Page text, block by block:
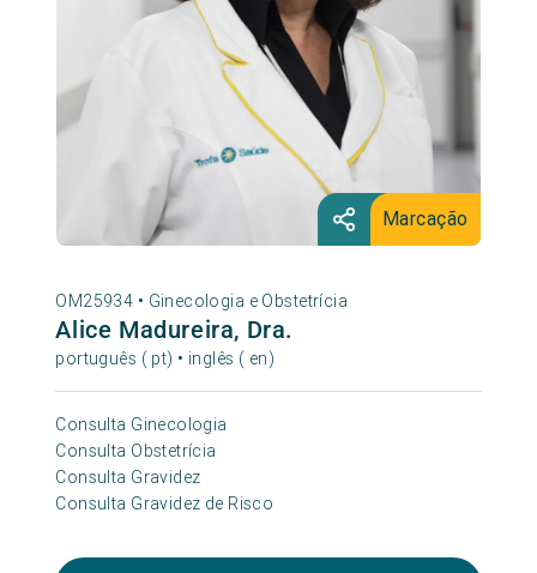
Marcação
OM25934 • Ginecologia e Obstetrícia
Alice Madureira, Dra.
português ( pt) • inglês ( en)
Consulta Ginecologia
Consulta Obstetrícia
Consulta Gravidez
Consulta Gravidez de Risco